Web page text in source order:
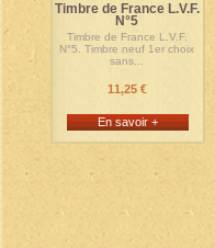
Timbre de France L.V.F.
N°5
Timbre de France L.V.F.
N°5. Timbre neuf 1er choix
sans...
11,25 €
En savoir +